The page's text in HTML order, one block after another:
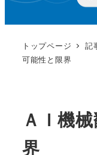
トップページ 記
可能性と限界
ＡＩ機
界